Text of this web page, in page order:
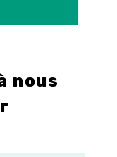
nous